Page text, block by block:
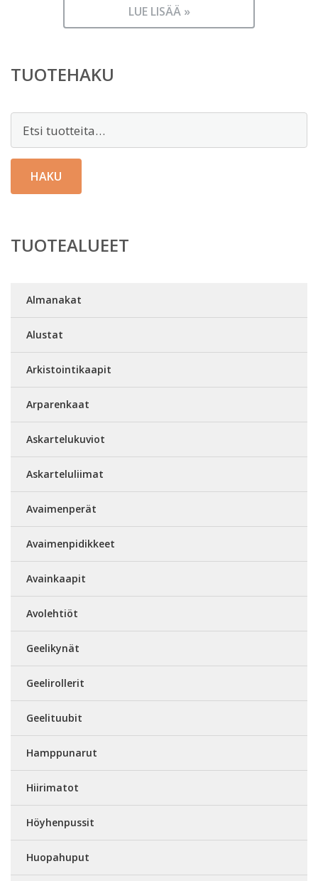
LUE LISÄÄ »
TUOTEHAKU
HAKU
TUOTEALUEET
Almanakat
Alustat
Arkistointikaapit
Arparenkaat
Askartelukuviot
Askarteluliimat
Avaimenperät
Avaimenpidikkeet
Avainkaapit
Avolehtiöt
Geelikynät
Geelirollerit
Geelituubit
Hamppunarut
Hiirimatot
Höyhenpussit
Huopahuput